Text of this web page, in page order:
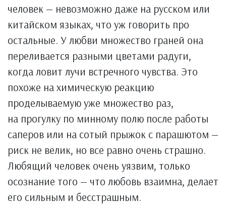
человек — невозможно даже на русском или
китайском языках, что уж говорить про
остальные. У любви множество граней она
переливается разными цветами радуги,
когда ловит лучи встречного чувства. Это
похоже на химическую реакцию
проделываемую уже множество раз,
на прогулку по минному полю после работы
саперов или на сотый прыжок с парашютом —
риск не велик, но все равно очень страшно.
Любящий человек очень уязвим, только
осознание того — что любовь взаимна, делает
его сильным и бесстрашным.